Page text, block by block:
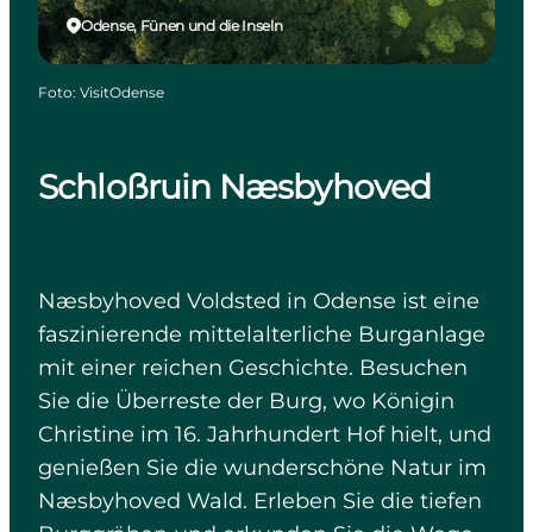
Schloßruin Næsbyhoved
Næsbyhoved Voldsted in Odense ist eine
faszinierende mittelalterliche Burganlage
mit einer reichen Geschichte. Besuchen
Sie die Überreste der Burg, wo Königin
Christine im 16. Jahrhundert Hof hielt, und
genießen Sie die wunderschöne Natur im
Næsbyhoved Wald. Erleben Sie die tiefen
Odense, Fünen und die Inseln
Foto: VisitOdense